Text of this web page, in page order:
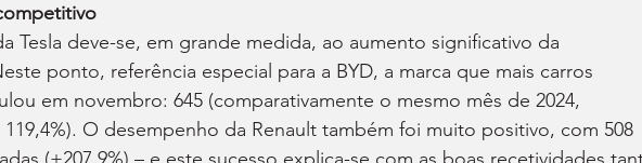
Tesla deve-se, em grande medida, ao aumento significativo da
ponto, referência especial para a BYD, a marca que mais carros
em novembro: 645 (comparativamente o mesmo mês de 2024,
O desempenho da Renault também foi muito positivo, com 508